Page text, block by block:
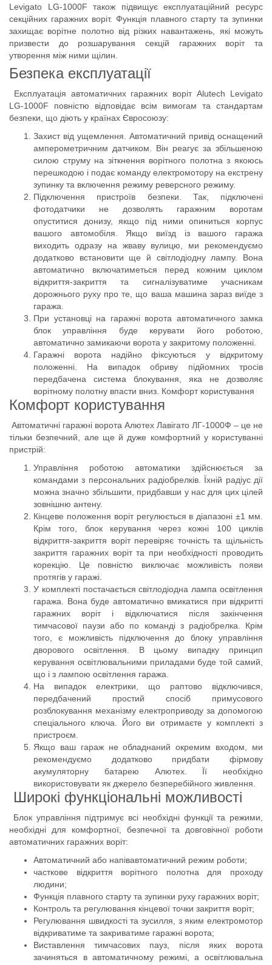
Levigato LG-1000F також підвищує експлуатаційний ресурс
секційних гаражних воріт. Функція плавного старту та зупинки
захищає ворітне полотно від різких навантажень, які можуть
призвести до розшарування секцій гаражних воріт та
утворення між ними щілин.
Безпека експлуатації
Експлуатація автоматичних гаражних воріт Alutech Levigato
LG-1000F повністю відповідає всім вимогам та стандартам
безпеки, що діють у країнах Євросоюзу:
Захист від ущемлення. Автоматичний привід оснащений
амперометричним датчиком. Він реагує за збільшеною
силою струму на зіткнення ворітного полотна з якоюсь
перешкодою і подає команду електромотору на екстрену
зупинку та включення режиму реверсного режиму.
Підключення пристроїв безпеки. Так, підключені
фотодатчики не дозволять гаражним воротам
опуститися донизу, якщо під ними опиниться корпус
вашого автомобіля. Якщо виїзд із вашого гаража
виходить одразу на жваву вулицю, ми рекомендуємо
додатково встановити ще й світлодіодну лампу. Вона
автоматично включатиметься перед кожним циклом
відкриття-закриття та сигналізуватиме учасникам
дорожнього руху про те, що ваша машина зараз виїде з
гаража.
При установці на гаражні ворота автоматичного замка
блок управління буде керувати його роботою,
автоматично замикаючи ворота у закритому положенні.
Гаражні ворота надійно фіксуються у відкритому
положенні. На випадок обриву підйомних тросів
передбачена система блокування, яка не дозволяє
ворітному полотну впасти вниз. Комфорт користування
Комфорт користування
Автоматичні гаражні ворота Алютех Лавігато ЛГ-1000Ф – це не
тільки безпечний, але ще й дуже комфортний у користуванні
пристрій:
Управління роботою автоматики здійснюється за
командами з персональних радіобрелків. Їхній радіус дії
можна значно збільшити, придбавши у нас для цих цілей
зовнішню антену.
Кінцеве положення воріт регулюється в діапазоні ±1 мм.
Крім того, блок керування через кожні 100 циклів
відкриття-закриття воріт перевіряє точність та щільність
закриття гаражних воріт та при необхідності проводить
корекцію. Це повністю виключає можливість появи
протягів у гаражі.
У комплекті постачається світлодіодна лампа освітлення
гаража. Вона буде автоматично вмикатися при відкритті
гаражних воріт і відключатися після закінчення
тимчасової паузи або по команді з радіобрелка. Крім
того, є можливість підключення до блоку управління
дворового освітлення. В цьому випадку принцип
керування освітлювальними приладами буде той самий,
що і з лампою освітлення гаража.
На випадок електрики, що раптово відключився,
передбачений простий спосіб примусового
розблокування механізму електроприводу за допомогою
спеціального ключа. Його ви отримаєте у комплекті з
пристроєм.
Якщо ваш гараж не обладнаний окремим входом, ми
рекомендуємо додатково придбати фірмову
акумуляторну батарею Алютех. Її необхідно
використовувати як джерело безперебійного живлення.
Широкі функціональні можливості
Блок управління підтримує всі необхідні функції та режими,
необхідні для комфортної, безпечної та довговічної роботи
автоматичних гаражних воріт:
Автоматичний або напівавтоматичний режим роботи;
часткове відкриття ворітного полотна для проходу
людини;
Функція плавного старту та зупинки руху гаражних воріт;
Контроль та регулювання кінцевої точки закриття воріт;
Регулювання швидкості та зусилля, з яким електромотор
відкриватиме та закриватиме гаражні ворота;
Виставлення тимчасових пауз, після яких ворота
зачиняться в автоматичному режимі, а освітлювальна